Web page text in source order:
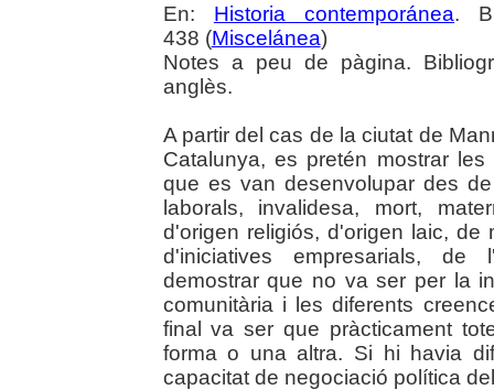
En: Historia contemporánea.
438 (Miscelánea)
Notes a peu de pàgina.
anglès.
A partir del cas de la ciutat de
Catalunya, es pretén mostrar
que es van desenvolupar des
laborals, invalidesa, mort,
d'origen religiós, d'origen laic, de
d'iniciatives empresarials, de
demostrar que no va ser per la
comunitària i les diferents
final va ser que pràcticament
forma o una altra. Si hi havia
capacitat de negociació política